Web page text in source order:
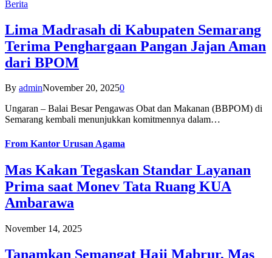
Berita
Lima Madrasah di Kabupaten Semarang
Terima Penghargaan Pangan Jajan Aman
dari BPOM
By adminNovember 20, 20250
Ungaran – Balai Besar Pengawas Obat dan Makanan (BBPOM) di
Semarang kembali menunjukkan komitmennya dalam…
From Kantor Urusan Agama
Mas Kakan Tegaskan Standar Layanan
Prima saat Monev Tata Ruang KUA
Ambarawa
November 14, 2025
Tanamkan Semangat Haji Mabrur, Mas